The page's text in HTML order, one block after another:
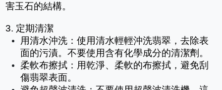
害玉石的結構。
3. 定期清潔
用清水沖洗：使用清水輕輕沖洗翡翠，去除表
面的污漬。不要使用含有化學成分的清潔劑。
柔軟布擦拭：用乾淨、柔軟的布擦拭，避免刮
傷翡翠表面。